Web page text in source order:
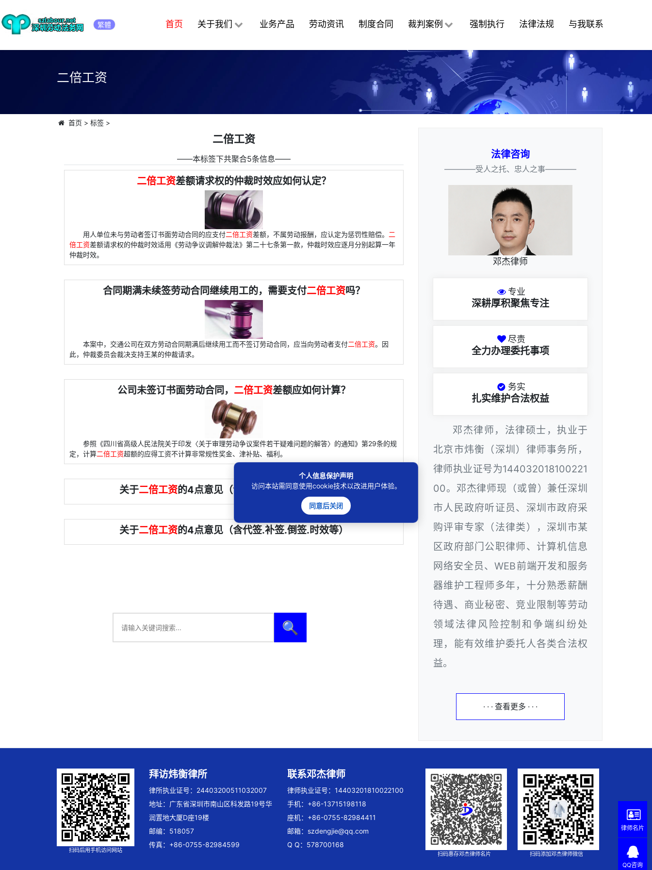
繁體 首页 关于我们 业务产品 劳动资讯 制度合同 裁判案例 强制执行 法律法规 与我联系
二倍工资
首页 > 标签>
二倍工资
――本标签下共聚合5条信息――
二倍工资差额请求权的仲裁时效应如何认定？
用人单位未与劳动者签订书面劳动合同的应支付二倍工资差额，不属劳动报酬，应认定为惩罚性赔偿。
二
倍工资差额请求权的仲裁时效适用《劳动争议调解仲裁法》第二十七条第一款，仲裁时效应逐月分别起算一年
仲裁时效。
合同期满未续签劳动合同继续用工的，需要支付二倍工资吗？
本案中，交通公司在双方劳动合同期满后继续用工而不签订劳动合同，应当向劳动者支付二倍工资。因
此，仲裁委员会裁决支持王某的仲裁请求。
公司未签订书面劳动合同， 二倍工资差额应如何计算？
参照《四川省高级人民法院关于印发〈关于审理劳动争议案件若干疑难问题的解答〉的通知》第29条的规
定，计算二倍工资超额的应得工资不计算非常规性奖金、津补贴、福利。
关于二倍工资的4点意见（含代签.补签.倒签.时效等）
关于二倍工资的4点意见（含代签.补签.倒签.时效等）
🔍
法律咨询
————受人之托、忠人之事————
邓杰律师
专业
深耕厚积聚焦专注
尽责
全力办理委托事项
务实
扎实维护合法权益
邓杰律师，法律硕士，执业于
北京市炜衡（深圳）律师事务所，
律师执业证号为144032018100221
00。邓杰律师现（或曾）兼任深圳
市人民政府听证员、深圳市政府采
购评审专家（法律类），深圳市某
区政府部门公职律师、计算机信息
网络安全员、WEB前端开发和服务
器维护工程师多年，十分熟悉薪酬
待遇、商业秘密、竞业限制等劳动
领域法律风险控制和争端纠纷处
理，能有效维护委托人各类合法权
益。
· · · 查看更多 · · ·
扫码后用手机访问网站
拜访炜衡律所
律所执业证号：24403200511032007
地址：广东省深圳市南山区科发路19号华
润置地大厦D座19楼
邮编：518057
传真：+86-0755-82984599
联系邓杰律师
律师执业证号：14403201810022100
手机：+86-13715198118
座机：+86-0755-82984411
邮箱： szdengjie@qq.com
Q Q：578700168
扫码惠存邓杰律师名片 扫码添加邓杰律师微信
个人信息保护声明
访问本站需同意使用cookie技术以改进用户体验。
同意后关闭
律师名片
QQ咨询